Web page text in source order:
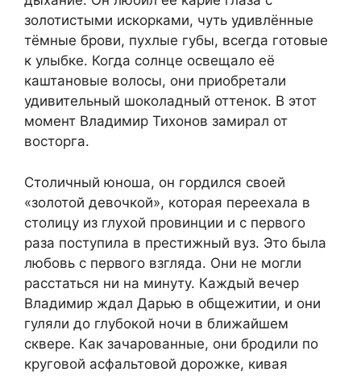
золотистыми искорками, чуть удивлённые
тёмные брови, пухлые губы, всегда готовые
к улыбке. Когда солнце освещало её
каштановые волосы, они приобретали
удивительный шоколадный оттенок. В этот
момент Владимир Тихонов замирал от
восторга.
Столичный юноша, он гордился своей
«золотой девочкой», которая переехала в
столицу из глухой провинции и с первого
раза поступила в престижный вуз. Это была
любовь с первого взгляда. Они не могли
расстаться ни на минуту. Каждый вечер
Владимир ждал Дарью в общежитии, и они
гуляли до глубокой ночи в ближайшем
сквере. Как зачарованные, они бродили по
круговой асфальтовой дорожке, кивая